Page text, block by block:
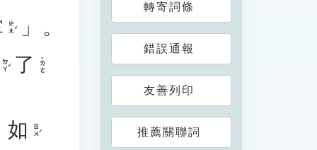
ㄓㄤˇ 」。
ㄉㄚˇ 了 ˙ㄌㄜ
如 ㄖㄨˊ
轉寄詞條
錯誤通報
友善列印
推薦關聯詞